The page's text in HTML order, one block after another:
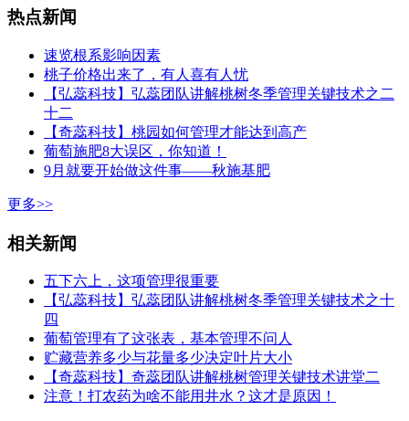
热点新闻
速览根系影响因素
桃子价格出来了，有人喜有人忧
【弘蕊科技】弘蕊团队讲解桃树冬季管理关键技术之二
十二
【奇蕊科技】桃园如何管理才能达到高产
葡萄施肥8大误区，你知道！
9月就要开始做这件事——秋施基肥
更多>>
相关新闻
五下六上，这项管理很重要
【弘蕊科技】弘蕊团队讲解桃树冬季管理关键技术之十
四
葡萄管理有了这张表，基本管理不问人
贮藏营养多少与花量多少决定叶片大小
【奇蕊科技】奇蕊团队讲解桃树管理关键技术讲堂二
注意！打农药为啥不能用井水？这才是原因！